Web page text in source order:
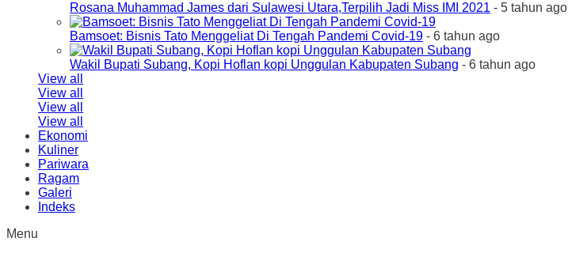
Rosana Muhammad James dari Sulawesi Utara,Terpilih Jadi Miss IMI 2021 - 5 tahun ago
Bamsoet: Bisnis Tato Menggeliat Di Tengah Pandemi Covid-19 - 6 tahun ago
Wakil Bupati Subang, Kopi Hoflan kopi Unggulan Kabupaten Subang - 6 tahun ago
View all
View all
View all
View all
Ekonomi
Kuliner
Pariwara
Ragam
Galeri
Indeks
Menu